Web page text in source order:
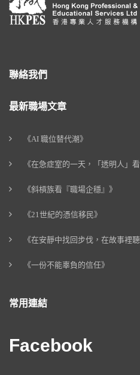
聯絡我們
最新職場文章
《AI 職位替代潮》
《在急症室的一天，「透明人」
《斜槓族看『職場企穩』》
《21世紀的憑信移民》
《在安靜中找回步伐，在故事裡聽
《一份不能辜負的信任》
常用連結
Facebook